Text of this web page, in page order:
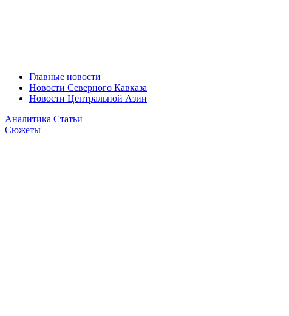
Главные новости
Новости Северного Кавказа
Новости Центральной Азии
Аналитика Статьи
Сюжеты